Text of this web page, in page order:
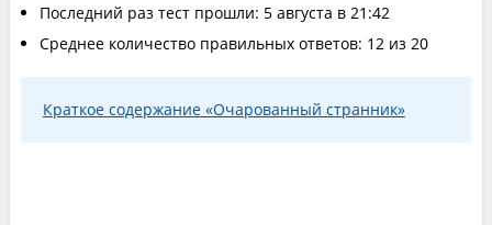
Последний раз тест прошли: 5 августа в 21:42
Среднее количество правильных ответов: 12 из 20
Краткое содержание «Очарованный странник»